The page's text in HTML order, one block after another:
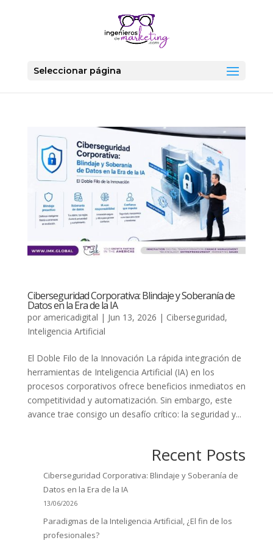
Seleccionar página
Ciberseguridad Corporativa: Blindaje y Soberanía de
Datos en la Era de la IA
por americadigital | Jun 13, 2026 | Ciberseguridad,
Inteligencia Artificial
El Doble Filo de la Innovación La rápida integración de
herramientas de Inteligencia Artificial (IA) en los
procesos corporativos ofrece beneficios inmediatos en
competitividad y automatización. Sin embargo, este
avance trae consigo un desafío crítico: la seguridad y...
Recent Posts
Ciberseguridad Corporativa: Blindaje y Soberanía de
Datos en la Era de la IA
13/06/2026
Paradigmas de la Inteligencia Artificial, ¿El fin de los
profesionales?